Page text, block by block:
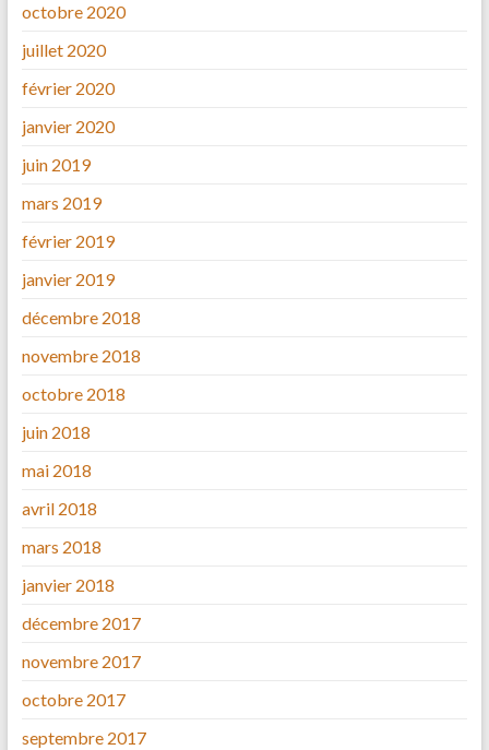
octobre 2020
juillet 2020
février 2020
janvier 2020
juin 2019
mars 2019
février 2019
janvier 2019
décembre 2018
novembre 2018
octobre 2018
juin 2018
mai 2018
avril 2018
mars 2018
janvier 2018
décembre 2017
novembre 2017
octobre 2017
septembre 2017